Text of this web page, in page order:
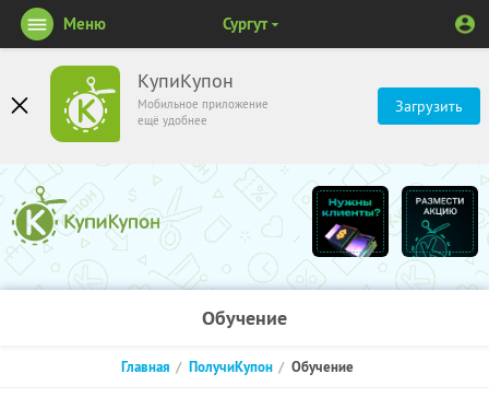
КупиКупон
Мобильное приложение
ещё удобнее
Загрузить
Меню Сургут
Обучение
Главная ПолучиКупон Обучение